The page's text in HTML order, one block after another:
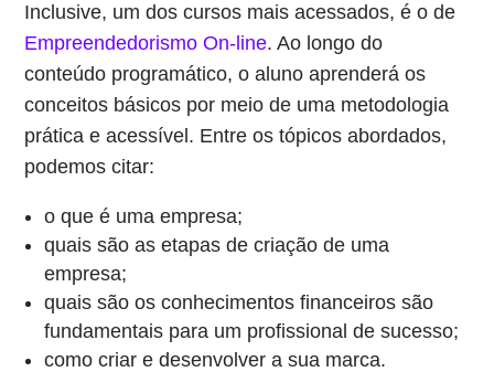
Inclusive, um dos cursos mais acessados, é o de
Empreendedorismo On-line. Ao longo do
conteúdo programático, o aluno aprenderá os
conceitos básicos por meio de uma metodologia
prática e acessível. Entre os tópicos abordados,
podemos citar:
o que é uma empresa;
quais são as etapas de criação de uma
empresa;
quais são os conhecimentos financeiros são
fundamentais para um profissional de sucesso;
como criar e desenvolver a sua marca.